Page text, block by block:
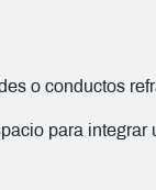
o conductos
para